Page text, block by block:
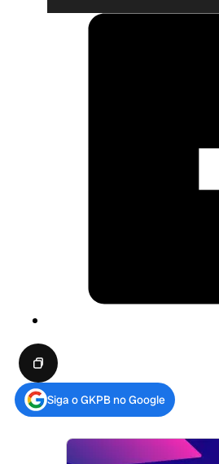
Siga o GKPB no Google